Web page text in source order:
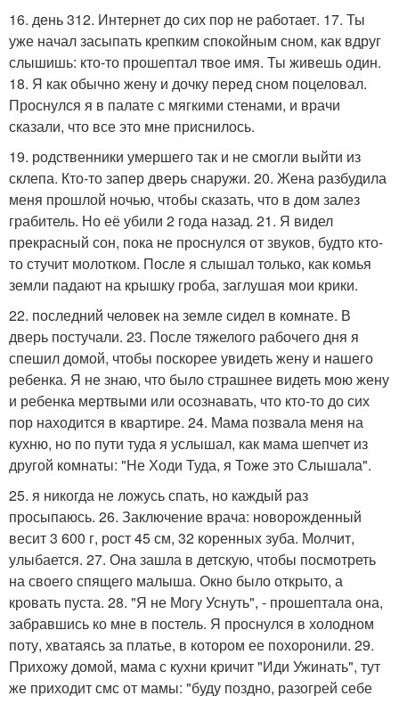
16. день 312. Интернет до сих пор не работает. 17. Ты
уже начал засыпать крепким спокойным сном, как вдруг
слышишь: кто-то прошептал твое имя. Ты живешь один.
18. Я как обычно жену и дочку перед сном поцеловал.
Проснулся я в палате с мягкими стенами, и врачи
сказали, что все это мне приснилось.
19. родственники умершего так и не смогли выйти из
склепа. Кто-то запер дверь снаружи. 20. Жена разбудила
меня прошлой ночью, чтобы сказать, что в дом залез
грабитель. Но её убили 2 года назад. 21. Я видел
прекрасный сон, пока не проснулся от звуков, будто кто-
то стучит молотком. После я слышал только, как комья
земли падают на крышку гроба, заглушая мои крики.
22. последний человек на земле сидел в комнате. В
дверь постучали. 23. После тяжелого рабочего дня я
спешил домой, чтобы поскорее увидеть жену и нашего
ребенка. Я не знаю, что было страшнее видеть мою жену
и ребенка мертвыми или осознавать, что кто-то до сих
пор находится в квартире. 24. Мама позвала меня на
кухню, но по пути туда я услышал, как мама шепчет из
другой комнаты: "Не Ходи Туда, я Тоже это Слышала".
25. я никогда не ложусь спать, но каждый раз
просыпаюсь. 26. Заключение врача: новорожденный
весит 3 600 г, рост 45 см, 32 коренных зуба. Молчит,
улыбается. 27. Она зашла в детскую, чтобы посмотреть
на своего спящего малыша. Окно было открыто, а
кровать пуста. 28. "Я не Могу Уснуть", - прошептала она,
забравшись ко мне в постель. Я проснулся в холодном
поту, хватаясь за платье, в котором ее похоронили. 29.
Прихожу домой, мама с кухни кричит "Иди Ужинать", тут
же приходит смс от мамы: "буду поздно, разогрей себе